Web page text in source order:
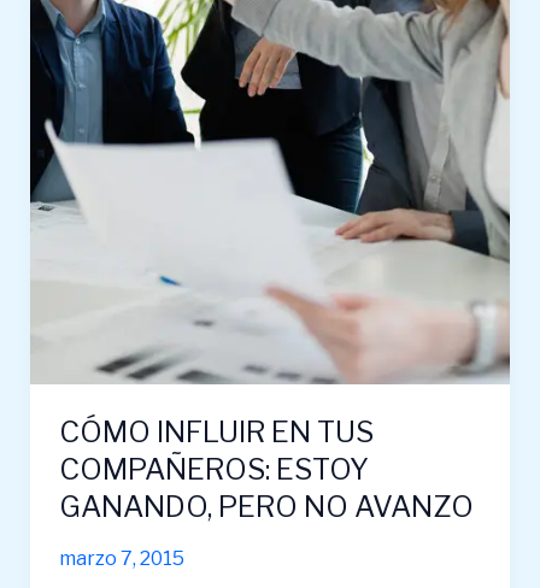
CÓMO INFLUIR EN TUS
COMPAÑEROS: ESTOY
GANANDO, PERO NO AVANZO
marzo 7, 2015